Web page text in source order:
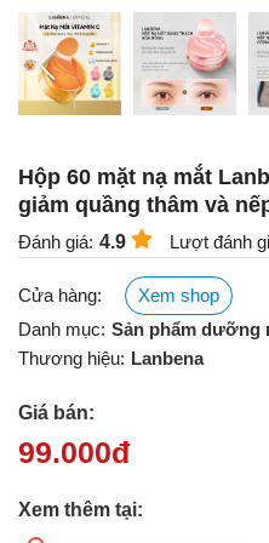
Hộp 60 mặt nạ mắt
giảm quầng thâm và
Đánh giá: 4.9 Lượt đánh
Cửa hàng:
Xem shop
Danh mục: Sản phẩm dưỡng
Thương hiệu: Lanbena
Giá bán:
99.000đ
Xem thêm tại: